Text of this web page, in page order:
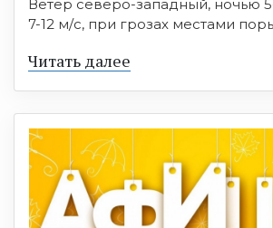
Ветер северо-западный, ночью
7-12 м/с, при грозах местами
Читать далее